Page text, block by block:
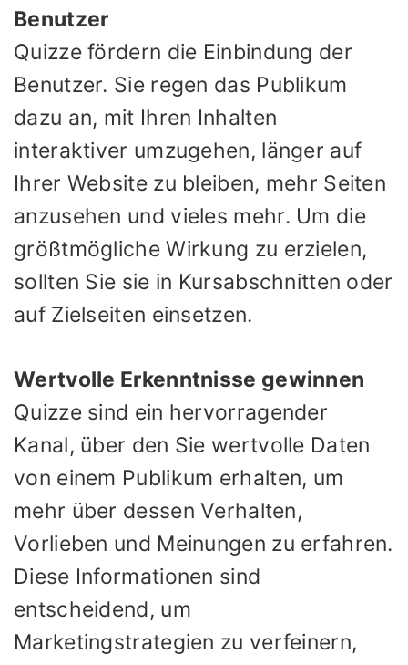
Benutzer
Quizze fördern die Einbindung der
Benutzer. Sie regen das Publikum
dazu an, mit Ihren Inhalten
interaktiver umzugehen, länger auf
Ihrer Website zu bleiben, mehr Seiten
anzusehen und vieles mehr. Um die
größtmögliche Wirkung zu erzielen,
sollten Sie sie in Kursabschnitten oder
auf Zielseiten einsetzen.
Wertvolle Erkenntnisse gewinnen
Quizze sind ein hervorragender
Kanal, über den Sie wertvolle Daten
von einem Publikum erhalten, um
mehr über dessen Verhalten,
Vorlieben und Meinungen zu erfahren.
Diese Informationen sind
entscheidend, um
Marketingstrategien zu verfeinern,